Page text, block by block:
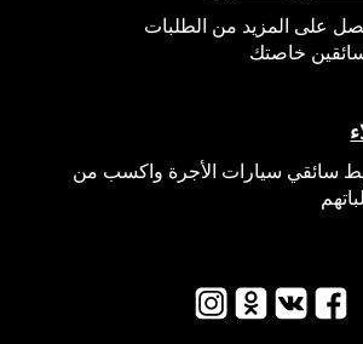
على المزيد من الطلبات
خاصتك
سائقي سيارات الأجرة واكسب من